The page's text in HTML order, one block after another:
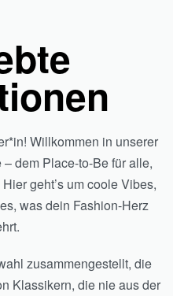
Willkommen in unserer
dem Place-to-Be für alle,
geht’s um coole Vibes,
was dein Fashion-Herz
zusammengestellt, die
Klassikern, die nie aus der